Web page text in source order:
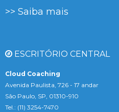
>> Saiba mais
ESCRITÓRIO CENTRAL
Cloud Coaching
Avenida Paulista, 726 - 17 andar
São Paulo, SP, 01310-910
Tel.: (11) 3254-7470